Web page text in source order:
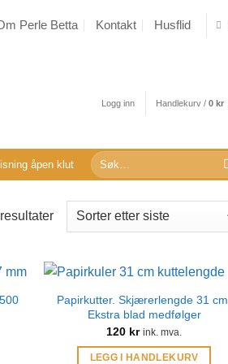
Perle Betta Kontakt Husflid
Logg inn Handlekurv / 0 kr
åpen klut
Søk
etter:
Sortert
etter
Papirkutter. Skjærerlengde 31 cm.
Ekstra blad medfølger
120 kr ink. mva.
LEGG I HANDLEKURV